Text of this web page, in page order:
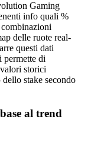
Gaming
info quali %
delle ruote real-
questi dati
permette di
storici
stake secondo
al trend